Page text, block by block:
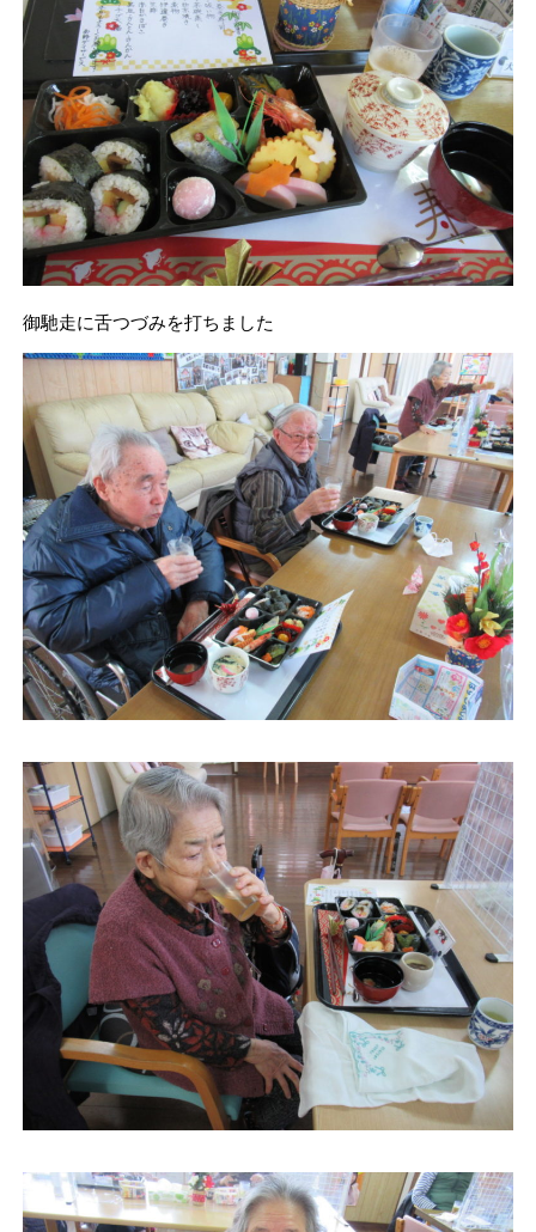
御馳走に舌つづみを打ちました